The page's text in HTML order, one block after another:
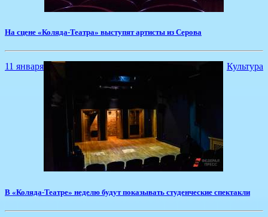
​На сцене «Коляда-Театра» выступят артисты из Серова
11 января Культура
В «Коляда-Театре» неделю будут показывать студенческие спектакли